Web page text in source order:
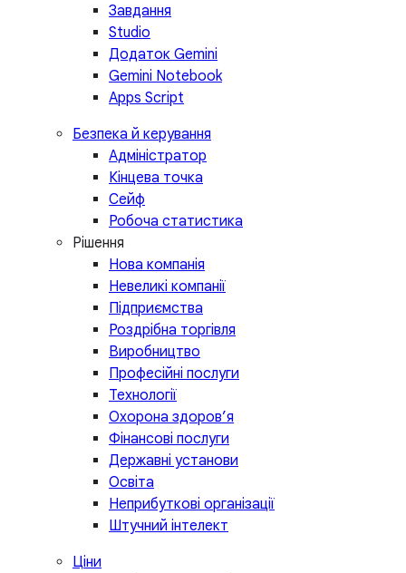
Завдання
Studio
Додаток Gemini
Gemini Notebook
Apps Script
Безпека й керування
Адміністратор
Кінцева точка
Сейф
Робоча статистика
Рішення
Нова компанія
Невеликі компанії
Підприємства
Роздрібна торгівля
Виробництво
Професійні послуги
Технології
Охорона здоров’я
Фінансові послуги
Державні установи
Освіта
Неприбуткові організації
Штучний інтелект
Ціни